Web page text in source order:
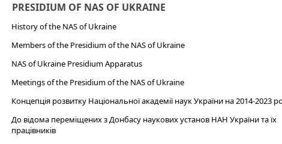
PRESIDIUM OF NAS OF UKRAINE
History of the NAS of Ukraine
Members of the Presidium of the NAS of Ukraine
NAS of Ukraine Presidium Apparatus​
Meetings of the Presidium of the NAS of Ukraine
Концепція розвитку Національної академії наук України на 2014-2023
До відома переміщених з Донбасу наукових установ НАН України та їх
працівників